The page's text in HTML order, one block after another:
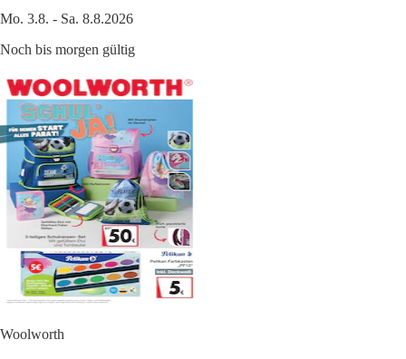
Mo. 3.8. - Sa. 8.8.2026
Noch bis morgen gültig
Woolworth